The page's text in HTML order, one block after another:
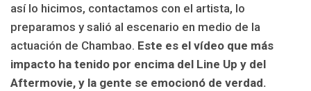
así lo hicimos, contactamos con el artista, lo
preparamos y salió al escenario en medio de la
actuación de Chambao. Este es el vídeo que más
impacto ha tenido por encima del Line Up y del
Aftermovie, y la gente se emocionó de verdad.